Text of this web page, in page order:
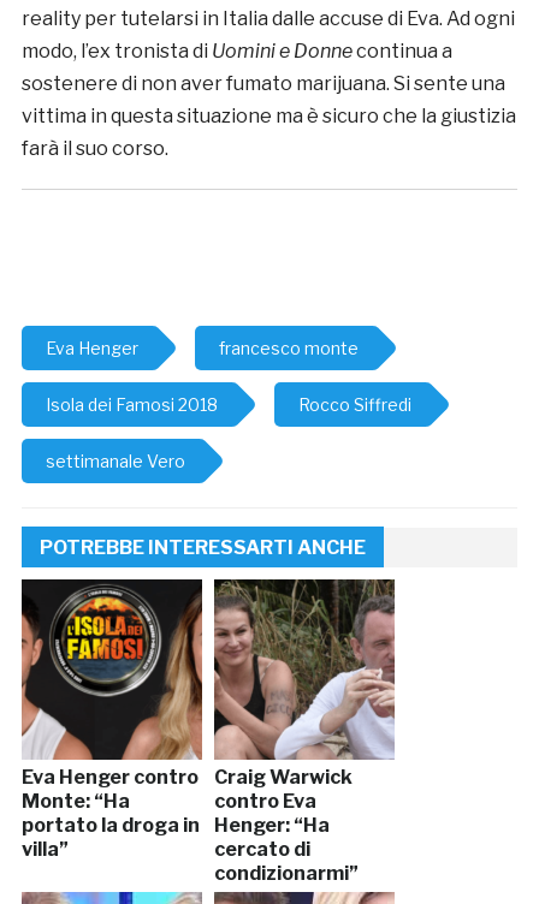
reality per tutelarsi in Italia dalle accuse di Eva. Ad ogni
modo, l’ex tronista di Uomini e Donnecontinua a
sostenere di non aver fumato marijuana. Si sente una
vittima in questa situazione ma è sicuro che la giustizia
farà il suo corso.
Eva Henger francesco monte
Isola dei Famosi 2018 Rocco Siffredi
settimanale Vero
POTREBBE INTERESSARTI ANCHE
Eva Henger contro
Monte: “Ha
portato la droga in
villa”
Craig Warwick
contro Eva
Henger: “Ha
cercato di
condizionarmi”